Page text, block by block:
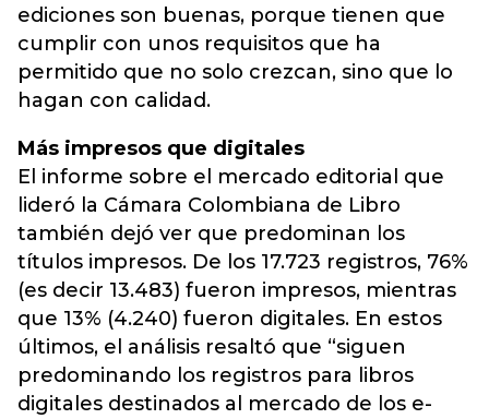
ediciones son buenas, porque tienen que
cumplir con unos requisitos que ha
permitido que no solo crezcan, sino que lo
hagan con calidad.
Más impresos que digitales
El informe sobre el mercado editorial que
lideró la Cámara Colombiana de Libro
también dejó ver que predominan los
títulos impresos. De los 17.723 registros, 76%
(es decir 13.483) fueron impresos, mientras
que 13% (4.240) fueron digitales. En estos
últimos, el análisis resaltó que “siguen
predominando los registros para libros
digitales destinados al mercado de los e-